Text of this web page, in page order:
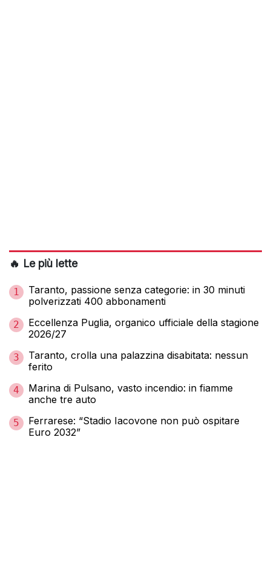
🔥 Le più lette
1
Taranto, passione senza categorie: in 30 minuti
polverizzati 400 abbonamenti
2
Eccellenza Puglia, organico ufficiale della stagione
2026/27
3
Taranto, crolla una palazzina disabitata: nessun
ferito
4
Marina di Pulsano, vasto incendio: in fiamme
anche tre auto
5
Ferrarese: “Stadio Iacovone non può ospitare
Euro 2032”